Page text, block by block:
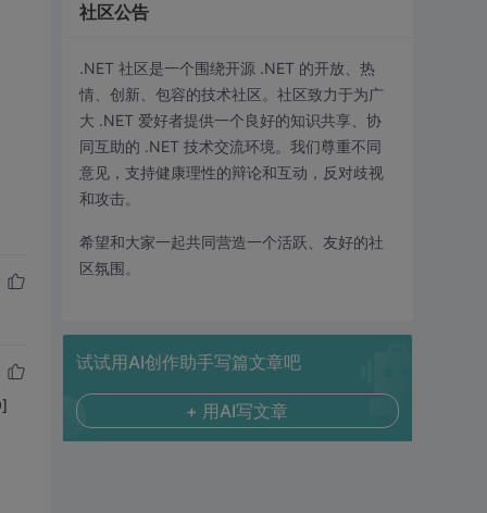
社区公告
.NET 社区是一个围绕开源 .NET 的开放、热
情、创新、包容的技术社区。社区致力于为广
大 .NET 爱好者提供一个良好的知识共享、协
同互助的 .NET 技术交流环境。我们尊重不同
意见，支持健康理性的辩论和互动，反对歧视
和攻击。
希望和大家一起共同营造一个活跃、友好的社
区氛围。
试试用AI创作助手写篇文章吧
+ 用AI写文章